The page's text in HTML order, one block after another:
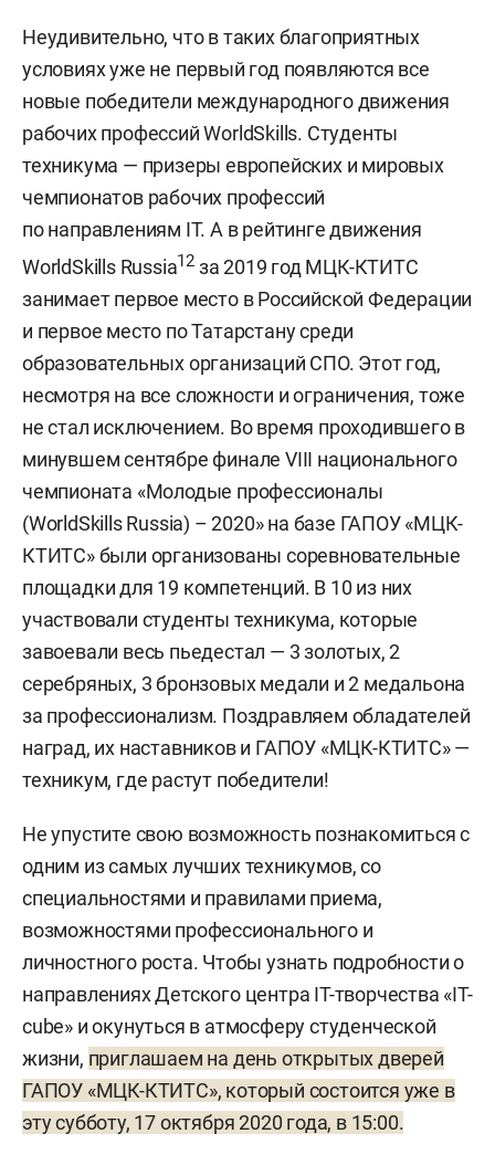
Неудивительно, что в таких благоприятных
условиях уже не первый год появляются все
новые победители международного движения
рабочих профессий WorldSkills. Студенты
техникума — призеры европейских и мировых
чемпионатов рабочих профессий
по направлениям IT. А в рейтинге движения
WorldSkills Russia12 за 2019 год МЦК-КТИТС
занимает первое место в Российской Федерации
и первое место по Татарстану среди
образовательных организаций СПО. Этот год,
несмотря на все сложности и ограничения, тоже
не стал исключением. Во время проходившего в
минувшем сентябре финале VIII национального
чемпионата «Молодые профессионалы
(WorldSkills Russia) – 2020» на базе ГАПОУ «МЦК-
КТИТС» были организованы соревновательные
площадки для 19 компетенций. В 10 из них
участвовали студенты техникума, которые
завоевали весь пьедестал — 3 золотых, 2
серебряных, 3 бронзовых медали и 2 медальона
за профессионализм. Поздравляем обладателей
наград, их наставников и ГАПОУ «МЦК-КТИТС» —
техникум, где растут победители!
Не упустите свою возможность познакомиться с
одним из самых лучших техникумов, со
специальностями и правилами приема,
возможностями профессионального и
личностного роста. Чтобы узнать подробности о
направлениях Детского центра IT-творчества «IT-
cube» и окунуться в атмосферу студенческой
жизни, приглашаем на день открытых дверей
ГАПОУ «МЦК-КТИТС», который состоится уже в
эту субботу, 17 октября 2020 года, в 15:00.